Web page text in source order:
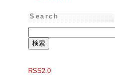
Search
RSS2.0